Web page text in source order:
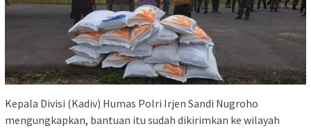
Kepala Divisi (Kadiv) Humas Polri Irjen Sandi Nugroho
mengungkapkan, bantuan itu sudah dikirimkan ke wilayah